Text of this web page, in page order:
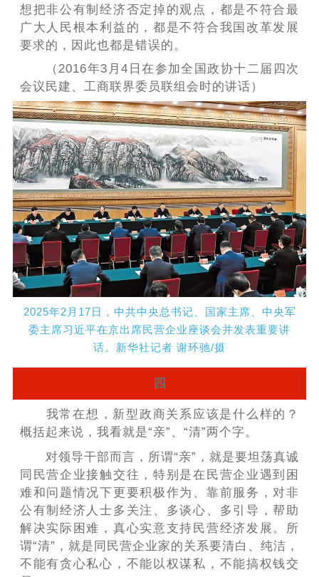
想把非公有制经济否定掉的观点，都是不符合最
广大人民根本利益的，都是不符合我国改革发展
要求的，因此也都是错误的。
（2016年3月4日在参加全国政协十二届四次
会议民建、工商联界委员联组会时的讲话）
2025年2月17日，中共中央总书记、国家主席、中央军
委主席习近平在京出席民营企业座谈会并发表重要讲
话。新华社记者 谢环驰/摄
四
我常在想，新型政商关系应该是什么样的？
概括起来说，我看就是“亲”、“清”两个字。
对领导干部而言，所谓“亲”，就是要坦荡真诚
同民营企业接触交往，特别是在民营企业遇到困
难和问题情况下更要积极作为、靠前服务，对非
公有制经济人士多关注、多谈心、多引导，帮助
解决实际困难，真心实意支持民营经济发展。所
谓“清”，就是同民营企业家的关系要清白、纯洁，
不能有贪心私心，不能以权谋私，不能搞权钱交